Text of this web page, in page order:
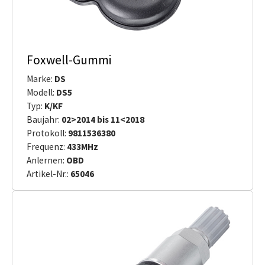
Foxwell-Gummi
Marke: DS
Modell: DS5
Typ: K/KF
Baujahr: 02>2014 bis 11<2018
Protokoll: 9811536380
Frequenz: 433MHz
Anlernen: OBD
Artikel-Nr.: 65046